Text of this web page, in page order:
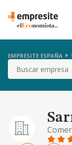
EMPRESITE ESPAÑA
Buscar
con el